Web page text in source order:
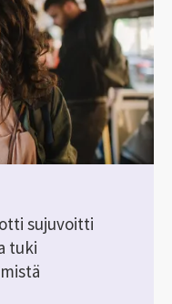
sujuvoitti
tuki